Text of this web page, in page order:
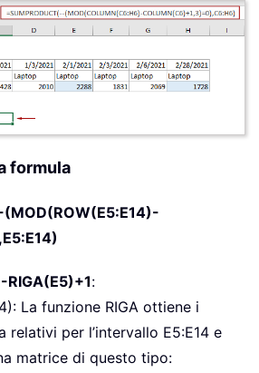
formula
RIGA(E5)+1:
La funzione RIGA ottiene i
relativi per l’intervallo E5:E14 e
matrice di questo tipo: